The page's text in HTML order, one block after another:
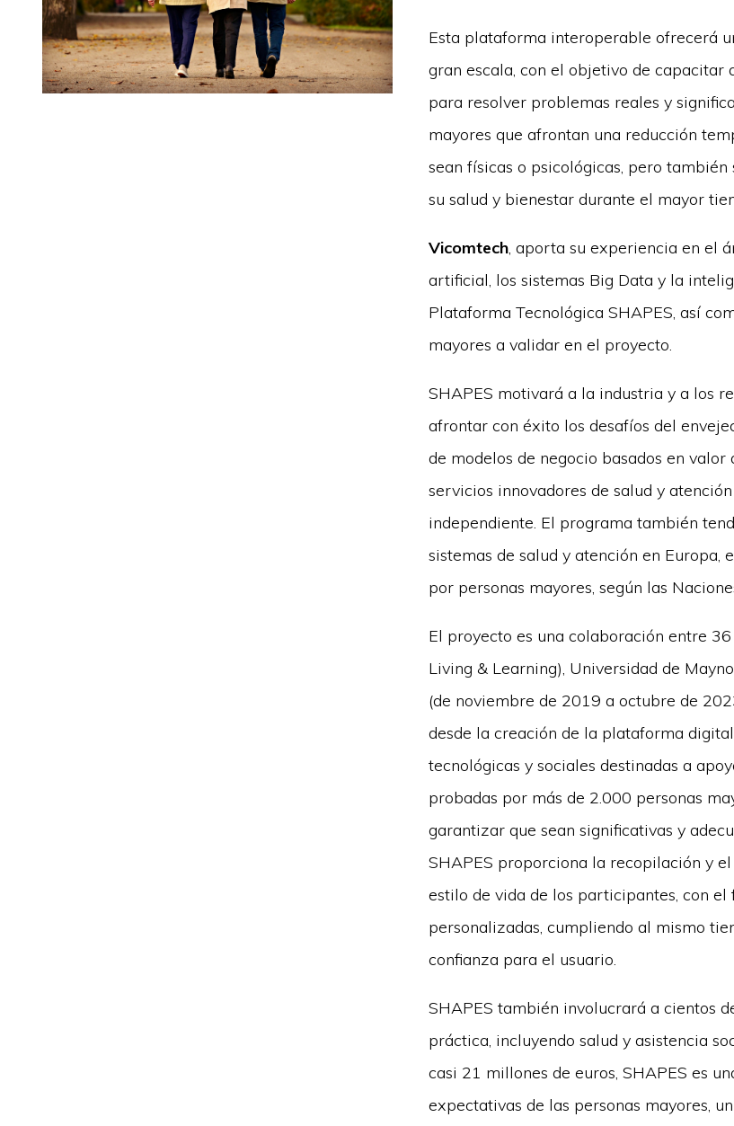
Esta plataforma interoperable ofrecerá
gran escala, con el objetivo de capacitar
para resolver problemas reales y
mayores que afrontan una reducción
sean físicas o psicológicas, pero
su salud y bienestar durante el mayor
Vicomtech, aporta su experiencia en el
artificial, los sistemas Big Data y la
Plataforma Tecnológica SHAPES, así
mayores a validar en el proyecto.
SHAPES motivará a la industria y a los
afrontar con éxito los desafíos del
de modelos de negocio basados en
servicios innovadores de salud y
independiente. El programa también
sistemas de salud y atención en
por personas mayores, según las
El proyecto es una colaboración entre
Living & Learning), Universidad de
(de noviembre de 2019 a octubre de
desde la creación de la plataforma
tecnológicas y sociales destinadas a
probadas por más de 2.000 personas
garantizar que sean significativas y
SHAPES proporciona la recopilación y
estilo de vida de los participantes, con
personalizadas, cumpliendo al mismo
confianza para el usuario.
SHAPES también involucrará a cientos
práctica, incluyendo salud y asistencia
casi 21 millones de euros, SHAPES es
expectativas de las personas mayores,